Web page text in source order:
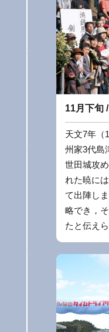
11月下旬
天文7年（
州家3代島
世田城攻
れた暁に
て出陣し
略でき，
たと伝え